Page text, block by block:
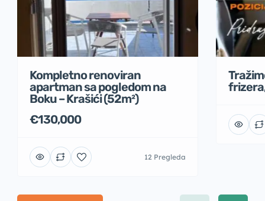
Kompletno renoviran
apartman sa pogledom na
Boku – Krašići (52m²)
€130,000
12 Pregleda